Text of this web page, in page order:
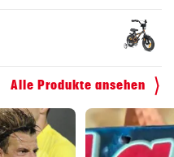
Alle Produkte ansehen